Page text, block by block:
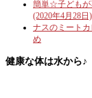
簡単☆子どもが
(2020年4月28
ナスのミート
め
健康な体は水から♪